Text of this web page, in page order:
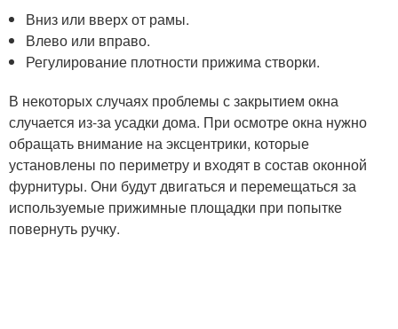
Вниз или вверх от рамы.
Влево или вправо.
Регулирование плотности прижима створки.
В некоторых случаях проблемы с закрытием окна
случается из-за усадки дома. При осмотре окна нужно
обращать внимание на эксцентрики, которые
установлены по периметру и входят в состав оконной
фурнитуры. Они будут двигаться и перемещаться за
используемые прижимные площадки при попытке
повернуть ручку.